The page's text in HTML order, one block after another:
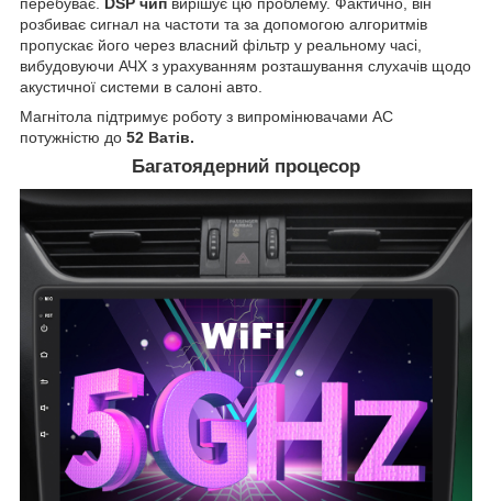
розбиває сигнал на частоти та за допомогою алгоритмів
пропускає його через власний фільтр у реальному часі,
вибудовуючи АЧХ з урахуванням розташування слухачів щодо
акустичної системи в салоні авто.
Магнітола підтримує роботу з випромінювачами АС
потужністю до 52 Ватів.
Багатоядерний процесор